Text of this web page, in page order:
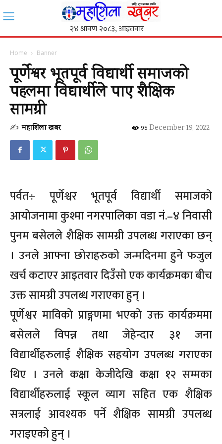
Home Banner
पूर्णेश्वर भूतपूर्व विद्यार्थी समाजको
पहलमा विद्यार्थीले पाए शैक्षिक
सामग्री
✍ महाशिला खबर December 19, 2022
95
पर्वत÷ पूर्णेश्वर भूतपूर्व विद्यार्थी समाजको
आयोजनामा कुश्मा नगरपालिका वडा नं.–४ निवासी
पुनम बसेलले शैक्षिक सामग्री उपलब्ध गराएका छन्
। उनले आफ्ना छोराहरुको जन्मदिनमा हुने फजुल
खर्च कटाएर आइतवार दिउँसो एक कार्यक्रमका बीच
उक्त सामग्री उपलब्ध गराएका हुन् ।
पूर्णेश्वर माविको प्राङ्गणमा भएको उक्त कार्यक्रममा
बसेलले विपन्न तथा जेहेन्दार ३१ जना
विद्यार्थीहरुलाई शैक्षिक सहयोग उपलब्ध गराएका
थिए । उनले कक्षा केजीदेखि कक्षा १२ सम्मका
विद्यार्थीहरुलाई स्कूल व्याग सहित एक शैक्षिक
सत्रलाई आवश्यक पर्ने शैक्षिक सामग्री उपलब्ध
गराइएको हुन् ।